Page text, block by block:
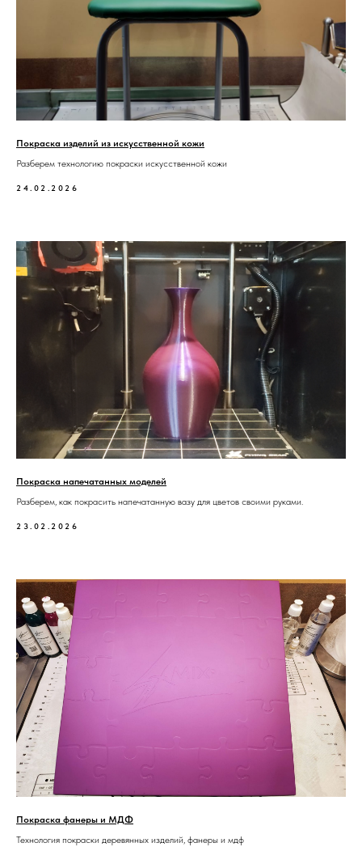
Покраска изделий из искусственной кожи
Разберем технологию покраски искусственной кожи
24.02.2026
Покраска напечатанных моделей
Разберем, как покрасить напечатанную вазу для цветов своими руками.
23.02.2026
Покраска фанеры и МДФ
Технология покраски деревянных изделий, фанеры и мдф